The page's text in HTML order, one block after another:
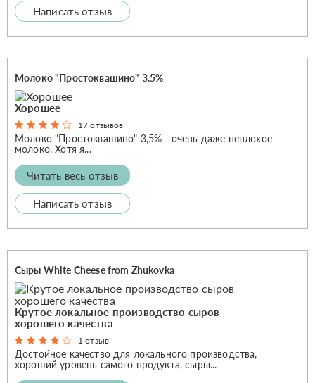
Написать отзыв
Молоко "Простоквашино" 3.5%
Хорошее
17 отзывов
Молоко "Простоквашино" 3,5% - очень даже неплохое
молоко. Хотя я...
Читать весь отзыв
Написать отзыв
Сыры White Cheese from Zhukovka
Крутое локальное производство сыров
хорошего качества
1 отзыв
Достойное качество для локального производства,
хороший уровень самого продукта, сыры...